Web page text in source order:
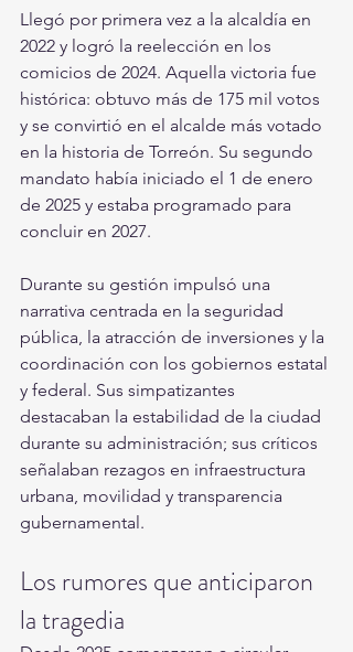
Llegó por primera vez a la alcaldía en
2022 y logró la reelección en los
comicios de 2024. Aquella victoria fue
histórica: obtuvo más de 175 mil votos
y se convirtió en el alcalde más votado
en la historia de Torreón. Su segundo
mandato había iniciado el 1 de enero
de 2025 y estaba programado para
concluir en 2027.
Durante su gestión impulsó una
narrativa centrada en la seguridad
pública, la atracción de inversiones y la
coordinación con los gobiernos estatal
y federal. Sus simpatizantes
destacaban la estabilidad de la ciudad
durante su administración; sus críticos
señalaban rezagos en infraestructura
urbana, movilidad y transparencia
gubernamental.
Los rumores que anticiparon
la tragedia